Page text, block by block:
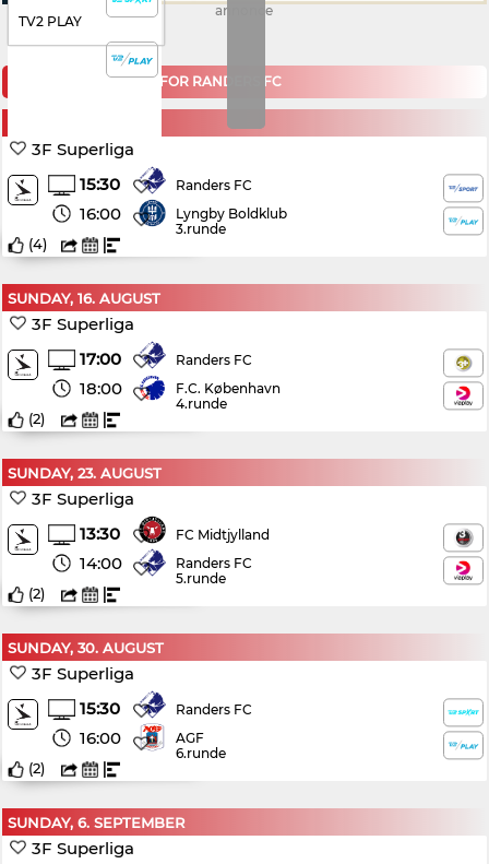
TV2 PLAY
annonce
KOMMENDE KAMPE FOR RANDERS FC
3F Superliga
15:30
16:00
Randers FC
Lyngby Boldklub
3.runde
(4)
SUNDAY, 16. AUGUST
3F Superliga
17:00
18:00
Randers FC
F.C. København
4.runde
(2)
SUNDAY, 23. AUGUST
3F Superliga
13:30
14:00
FC Midtjylland
Randers FC
5.runde
(2)
SUNDAY, 30. AUGUST
3F Superliga
15:30
16:00
Randers FC
AGF
6.runde
(2)
SUNDAY, 6. SEPTEMBER
3F Superliga